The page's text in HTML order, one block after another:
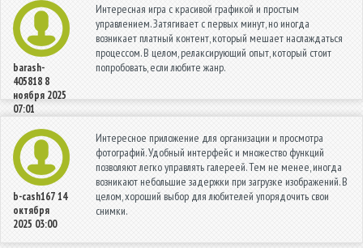
barash-
405818 8
ноября 2025
07:01
Интересная игра с красивой графикой и простым
управлением. Затягивает с первых минут, но иногда
возникает платный контент, который мешает наслаждаться
процессом. В целом, релаксирующий опыт, который стоит
попробовать, если любите жанр.
b-cash16714
октября
2025 03:00
Интересное приложение для организации и просмотра
фотографий. Удобный интерфейс и множество функций
позволяют легко управлять галереей. Тем не менее, иногда
возникают небольшие задержки при загрузке изображений. В
целом, хороший выбор для любителей упорядочить свои
снимки.